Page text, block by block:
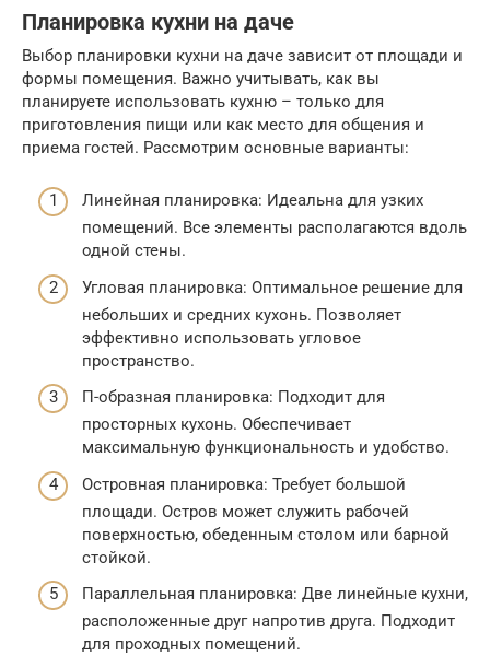
Планировка кухни на даче
Выбор планировки кухни на даче зависит от площади и
формы помещения. Важно учитывать, как вы
планируете использовать кухню – только для
приготовления пищи или как место для общения и
приема гостей. Рассмотрим основные варианты:
Линейная планировка: Идеальна для узких
помещений. Все элементы располагаются вдоль
одной стены.
Угловая планировка: Оптимальное решение для
небольших и средних кухонь. Позволяет
эффективно использовать угловое
пространство.
П-образная планировка: Подходит для
просторных кухонь. Обеспечивает
максимальную функциональность и удобство.
Островная планировка: Требует большой
площади. Остров может служить рабочей
поверхностью, обеденным столом или барной
стойкой.
Параллельная планировка: Две линейные кухни,
расположенные друг напротив друга. Подходит
для проходных помещений.